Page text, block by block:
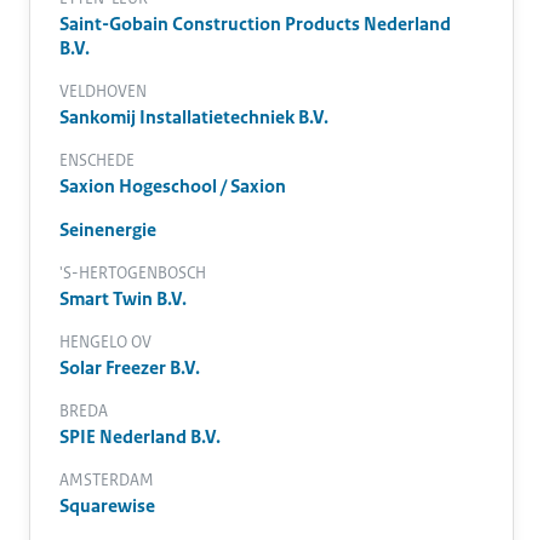
Saint-Gobain Construction Products Nederland
B.V.
VELDHOVEN
Sankomij Installatietechniek B.V.
ENSCHEDE
Saxion Hogeschool / Saxion
Seinenergie
'S-HERTOGENBOSCH
Smart Twin B.V.
HENGELO OV
Solar Freezer B.V.
BREDA
SPIE Nederland B.V.
AMSTERDAM
Squarewise